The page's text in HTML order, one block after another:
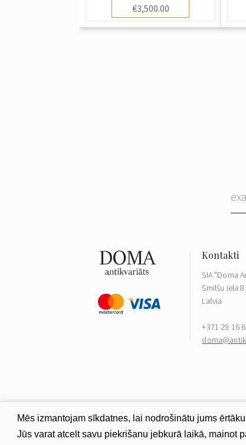
€3,500.00
SIA "Doma
Smilšu iela
Latvia
+371 29 16
Mēs izmantojam sīkdatnes, lai nodrošinātu jums
Jūs varat atcelt savu piekrišanu jebkurā laikā, mainot